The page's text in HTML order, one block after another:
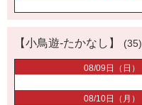
【小鳥遊-たかなし】 (35)
08/09日（日）
08/10日（月）